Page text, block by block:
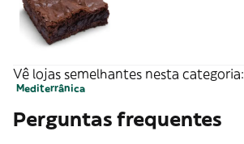
Vê lojas semelhantes nesta categoria:
Mediterrânica
Perguntas frequentes